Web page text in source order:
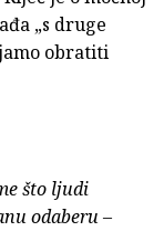
„s druge
obratiti
što ljudi
odaberu –